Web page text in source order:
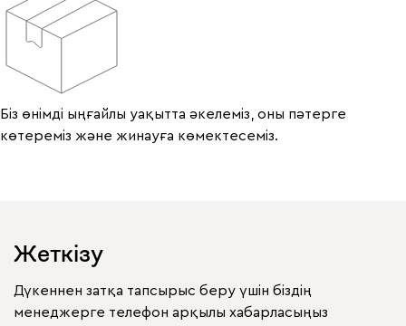
Біз өнімді ыңғайлы уақытта әкелеміз, оны пәтерге
көтереміз және жинауға көмектесеміз.
Жеткізу
Дүкеннен затқа тапсырыс беру үшін біздің
менеджерге телефон арқылы хабарласыңыз